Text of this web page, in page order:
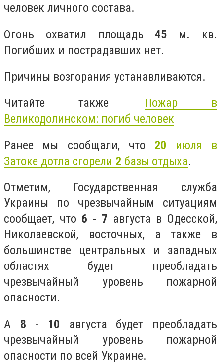
человек личного состава.
Огонь охватил площадь45 м. кв.
Погибших и пострадавших нет.
Причины возгорания устанавливаются.
Читайте также: Пожар в
Великодолинском: погиб человек
Ранее мы сообщали, что 20 июля в
Затоке дотла сгорели 2 базы отдыха.
Отметим, Государственная служба
Украины по чрезвычайным ситуациям
сообщает, что 6 - 7 августа в Одесской,
Николаевской, восточных, а также в
большинстве центральных и западных
областях будет преобладать
чрезвычайный уровень пожарной
опасности.
А 8 - 10 августа будет преобладать
чрезвычайный уровень пожарной
опасности по всей Украине.